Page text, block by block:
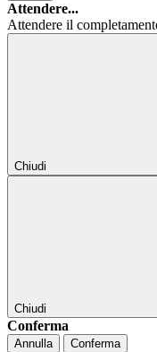
Attendere...
Attendere il
Chiudi
Chiudi
Conferma
Annulla Conferma